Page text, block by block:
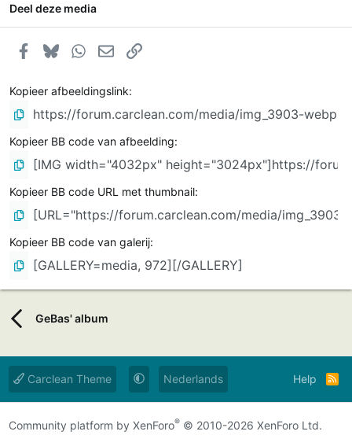
Deel deze media
Facebook
BlueskyWhatsApp
E-mailLink
Kopieer afbeeldingslink
Kopieer BB code van afbeelding
Kopieer BB code URL met thumbnail
Kopieer BB code van galerij
GeBas' album
Carclean Theme Nederlands Help
R
s
Community platform by XenForo® © 2010-2026 XenForo Ltd.